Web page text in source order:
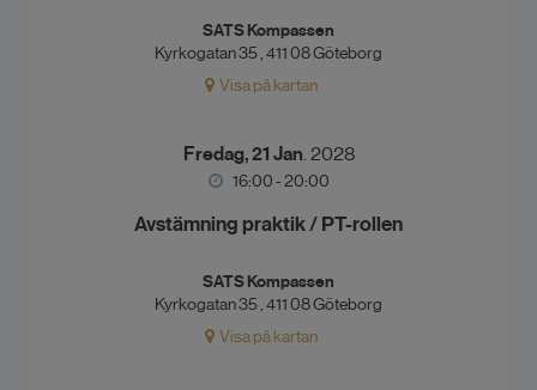
SATS Kompassen
Kyrkogatan 35 , 411 08 Göteborg
Visa på kartan
Fredag, 21 Jan. 2028
16:00 - 20:00
Avstämning praktik / PT-rollen
SATS Kompassen
Kyrkogatan 35 , 411 08 Göteborg
Visa på kartan